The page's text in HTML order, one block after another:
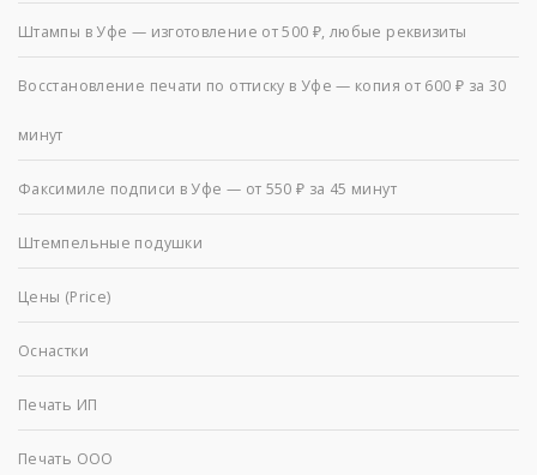
Штампы в Уфе — изготовление от 500 ₽, любые реквизиты
Восстановление печати по оттиску в Уфе — копия от 600 ₽ за 30
минут
Факсимиле подписи в Уфе — от 550 ₽ за 45 минут
Штемпельные подушки
Цены (Price)
Оснастки
Печать ИП
Печать ООО